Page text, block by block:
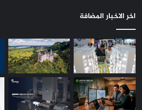
اخر الاخبار المضافة